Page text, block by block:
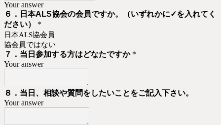
Your answer
６．日本ALS協会の会員ですか。
（いずれかに✓を入れてく
ださい）
*
日本ALS協会員
協会員ではない
７．当日参加する方はどなたですか*
Your answer
８．当日、相談や質問をしたいことをご記入下さい。
Your answer